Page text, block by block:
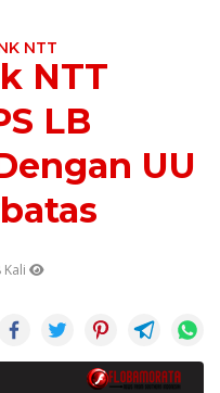
NTT
NTT
LB
UU